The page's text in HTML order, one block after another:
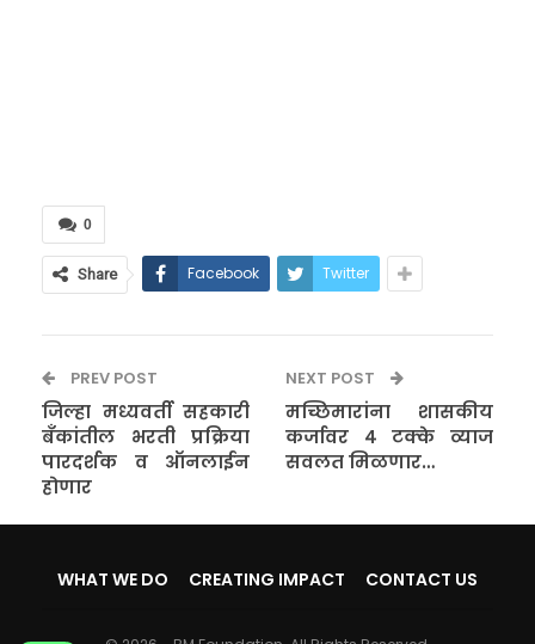
0
Share Facebook Twitter
PREV POST
जिल्हा मध्यवर्ती सहकारी
बँकांतील भरती प्रक्रिया
पारदर्शक व ऑनलाईन
होणार
NEXT POST
मच्छिमारांना शासकीय
कर्जावर ४ टक्के व्याज
सवलत मिळणार…
WHAT WE DO CREATING IMPACT CONTACT US